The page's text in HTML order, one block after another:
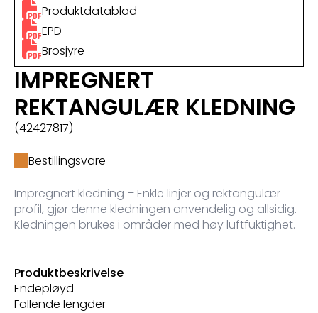
Produktdatablad
EPD
Brosjyre
IMPREGNERT
REKTANGULÆR KLEDNING
(42427817)
Bestillingsvare
Impregnert kledning – Enkle linjer og rektangulær
profil, gjør denne kledningen anvendelig og allsidig.
Kledningen brukes i områder med høy luftfuktighet.
Produktbeskrivelse
Endepløyd
Fallende lengder